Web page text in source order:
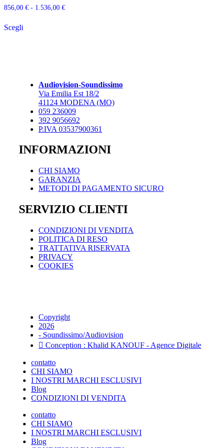
856,00 € - 1.536,00 €Fascia
Scegliprodotto
possono
essere
scelte
pagina
prodotto
Audiovision-Soundissimo
Via Emilia Est 18/2
41124 MODENA (MO)
059 236009
392 9056692
P.IVA 03537900361
INFORMAZIONI
CHI SIAMO
GARANZIA
METODI DI PAGAMENTO SICURO
SERVIZIO CLIENTI
CONDIZIONI DI VENDITA
POLITICA DI RESO
TRATTATIVA RISERVATA
PRIVACY
COOKIES
Copyright
2026
- Soundissimo/Audiovision
Conception : Khalid KANOUF - Agence Digitale
contatto
CHI SIAMO
I NOSTRI MARCHI ESCLUSIVI
Blog
CONDIZIONI DI VENDITA
contatto
CHI SIAMO
I NOSTRI MARCHI ESCLUSIVI
Blog